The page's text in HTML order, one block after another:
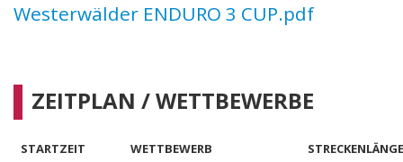
Westerwälder ENDURO 3 CUP.pdf
ZEITPLAN / WETTBEWERBE
STARTZEIT WETTBEWERB
STRECKENLÄNGE